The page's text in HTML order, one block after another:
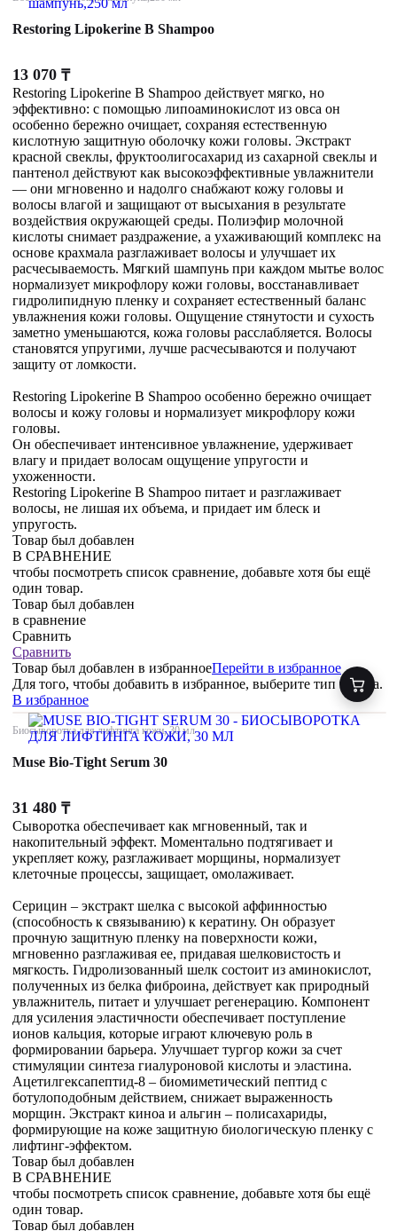
Restoring Lipokerine B Shampoo
13 070 ₸
Restoring Lipokerine B Shampoo действует мягко, но
эффективно: с помощью липоаминокислот из овса он
особенно бережно очищает, сохраняя естественную
кислотную защитную оболочку кожи головы. Экстракт
красной свеклы, фруктоолигосахарид из сахарной свеклы и
пантенол действуют как высокоэффективные увлажнители
— они мгновенно и надолго снабжают кожу головы и
волосы влагой и защищают от высыхания в результате
воздействия окружающей среды. Полиэфир молочной
кислоты снимает раздражение, а ухаживающий комплекс на
основе крахмала разглаживает волосы и улучшает их
расчесываемость. Мягкий шампунь при каждом мытье волос
нормализует микрофлору кожи головы, восстанавливает
гидролипидную пленку и сохраняет естественный баланс
увлажнения кожи головы. Ощущение стянутости и сухость
заметно уменьшаются, кожа головы расслабляется. Волосы
становятся упругими, лучше расчесываются и получают
защиту от ломкости.
Restoring Lipokerine B Shampoo особенно бережно очищает
волосы и кожу головы и нормализует микрофлору кожи
головы.
Он обеспечивает интенсивное увлажнение, удерживает
влагу и придает волосам ощущение упругости и
ухоженности.
Restoring Lipokerine B Shampoo питает и разглаживает
волосы, не лишая их объема, и придает им блеск и
упругость.
Товар был добавлен
В СРАВНЕНИЕ
чтобы посмотреть список сравнение, добавьте хотя бы ещё
один товар.
Товар был добавлен
в сравнение
Сравнить
Сравнить
Товар был добавлен в избранноеПерейти в избранное
Для того, чтобы добавить в избранное, выберите тип товара.
В избранное
Биосыворотка для лифтинга кожи, 30 мл
Muse Bio-Tight Serum 30
31 480 ₸
Сыворотка обеспечивает как мгновенный, так и
накопительный эффект. Моментально подтягивает и
укрепляет кожу, разглаживает морщины, нормализует
клеточные процессы, защищает, омолаживает.
Серицин – экстракт шелка с высокой аффинностью
(способность к связыванию) к кератину. Он образует
прочную защитную пленку на поверхности кожи,
мгновенно разглаживая ее, придавая шелковистость и
мягкость. Гидролизованный шелк состоит из аминокислот,
полученных из белка фиброина, действует как природный
увлажнитель, питает и улучшает регенерацию. Компонент
для усиления эластичности обеспечивает поступление
ионов кальция, которые играют ключевую роль в
формировании барьера. Улучшает тургор кожи за счет
стимуляции синтеза гиалуроновой кислоты и эластина.
Ацетилгексапептид-8 – биомиметический пептид с
ботулоподобным действием, снижает выраженность
морщин. Экстракт киноа и альгин – полисахариды,
формирующие на коже защитную биологическую пленку с
лифтинг-эффектом.
Товар был добавлен
В СРАВНЕНИЕ
чтобы посмотреть список сравнение, добавьте хотя бы ещё
один товар.
Товар был добавлен